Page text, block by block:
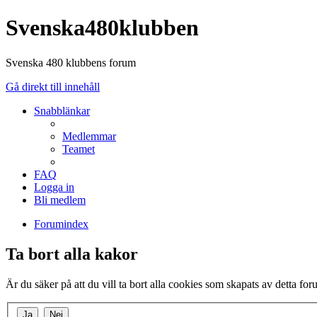
Svenska480klubben
Svenska 480 klubbens forum
Gå direkt till innehåll
Snabblänkar
Medlemmar
Teamet
FAQ
Logga in
Bli medlem
Forumindex
Ta bort alla kakor
Är du säker på att du vill ta bort alla cookies som skapats av detta